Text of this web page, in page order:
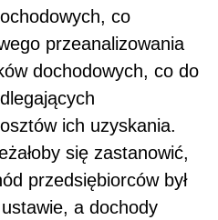
co
przeanalizowania
dochodowych, co do
ich uzyskania.
się zastanowić,
przedsiębiorców był
a dochody